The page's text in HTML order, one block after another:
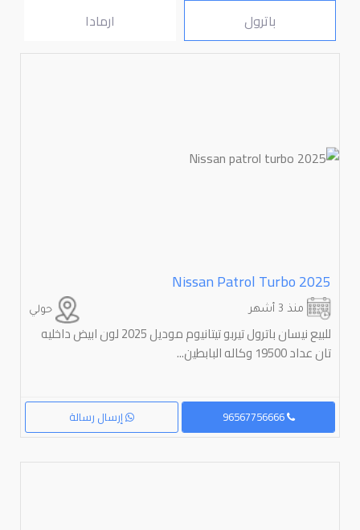
باترول ارمادا
Nissan Patrol Turbo 2025
حولي منذ 3 أشهر
للبیع نیسان باترول تیربو تیتانیوم مودیل 2025 لون ابیض داخلیه
تان عداد 19500 وکاله البابطین...
إرسال رسالة 96567756666